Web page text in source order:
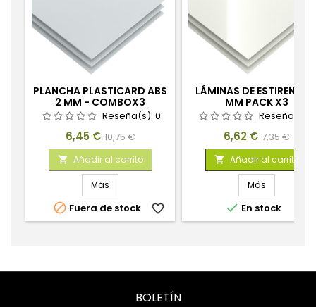
PLANCHA PLASTICARD ABS
2 MM - COMBOX3
PLANCHASReseña(s): 0
Precio
6,45 € Precio
base
10,75 €
 Añadir al carrito
Más
 Fuera de stock favorite_border
LÁMINAS DE ESTIRENO
MM PACK X3
Reseña(s):
Precio
6,62 € Precio
base
7,35 €
 Añadir al carrito
Más
 En stock
BOLETÍN